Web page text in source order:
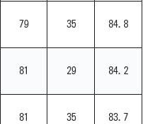
79 35 84.8
81 29 84.2
81 35 83.7